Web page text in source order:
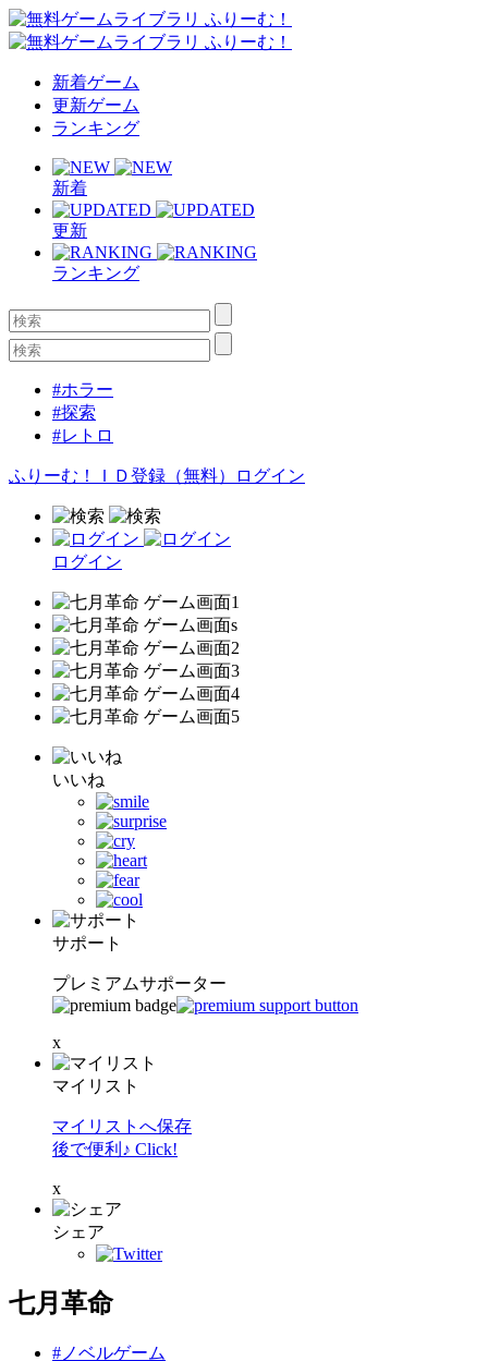
新着ゲーム
更新ゲーム
ランキング
新着
更新
ランキング
#ホラー
#探索
#レトロ
ふりーむ！ＩＤ登録（無料） ログイン
ログイン
いいね
サポート
プレミアムサポーター
x
マイリスト
マイリストへ保存
後で便利♪ Click!
x
シェア
七月革命
#ノベルゲーム